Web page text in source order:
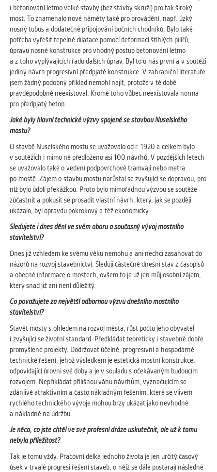
i betonování letmo velké stavby (bez stavby skruží) pro tak široký
most. To znamenalo nové náměty také pro provádění, např. úzký
nosný tubus a dodatečné připojování bočních chodníků. Bylo také
potřeba vyřešit tepelné dilatace pomocí deformací štíhlých pilířů,
úpravu nosné konstrukce pro vhodný postup betonování letmo
a z toho vyplývajících řadu dalších úprav. Byl to u nás první a v soutěži
jediný návrh progresivní předpjaté konstrukce. V zahraniční literatuře
jsem žádný podobný příklad nemohl najít, protože v té době
pravděpodobně neexistoval. Kromě toho vůbec neexistovala norma
pro předpjatý beton.
Jaké byly hlavní technické výzvy spojené se stavbou Nuselského
mostu?
O stavbě Nuselského mostu se uvažovalo od r. 1920 a celkem bylo
v soutěžích i mimo ně předloženo asi 100 návrhů. V pozdějších letech
se uvažovalo také o vedení podpovrchové tramvaji nebo metra
po mostě. Zájem o stavbu mostu narůstal se zvyšující se dopravou, pro
níž bylo údolí překážkou. Proto bylo mimořádnou výzvou se soutěže
zúčastnit a pokusit se prosadit vlastní návrh, který, jak se později
ukázalo, byl opravdu pokrokový a též ekonomický.
Sledujete i dnes dění ve svém oboru a současný vývoj mostního
stavitelství?
Dnes již vzhledem ke svému věku nemohu a ani nechci zasahovat do
názorů na rozvoj stavebnictví. Sleduji částečně dnešní stav z časopisů
a obecné informace o mostech, ovšem to je už jen můj osobní zájem,
který snad již ani není důležitý.
Co považujete za největší odbornou výzvu dnešního mostního
stavitelství?
Stavět mosty s ohledem na rozvoj města, růst počtu jeho obyvatel
i zvyšující se životní standard. Předkládat teoreticky i stavebně dobře
promyšlené projekty. Dodržovat účelné, progresivní a hospodárné
technické řešení, jehož výsledkem je estetická mostní konstrukce,
odpovídající úrovni své doby a je v souladu s očekávaným budoucím
rozvojem. Nepřikládat přílišnou váhu návrhům, vyznačujícím se
zdánlivě atraktivním a často nákladným řešením, které se vlivem
rychlého technického vývoje mohou brzy ukázat jako nevhodné
a nákladné na údržbu.
Je něco, co jste chtěl ve své profesní dráze uskutečnit, ale už k tomu
nebyla příležitost?
Tak je tomu vždy. Pracovní délka jednoho života je jen určitý časový
úsek v trvalé progresi řešení staveb, o nějž se dále postarají následné